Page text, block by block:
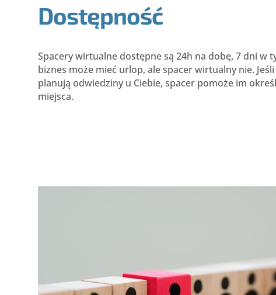
Dostępność
Spacery wirtualne dostępne są 24h na dobę, 7 dni w
biznes może mieć urlop, ale spacer wirtualny nie.
planują odwiedziny u Ciebie, spacer pomoże im
miejsca.